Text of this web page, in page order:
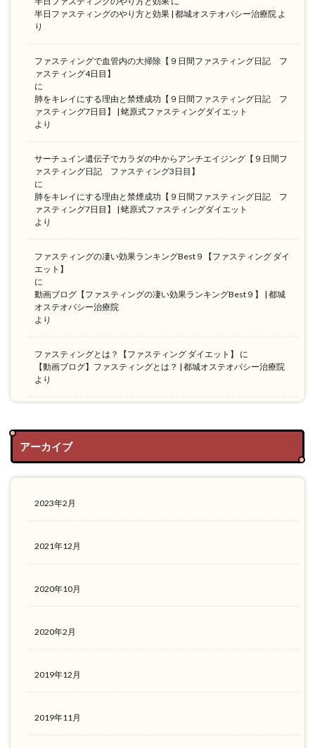
半日ファスティングのやり方と効果 | 都城オステオパシー治療院 よ
り
ファスティングで血管内の大掃除【９日間ファスティング日記 フ
ァスティング4日目】
に
肺をキレイにする理由と禁煙成功【９日間ファスティング日記 フ
ァスティング7日目】 | 蛯原式ファスティングダイエット
より
サーチュイン遺伝子でカラダの中からアンチエイジング【９日間フ
ァスティング日記 ファスティング3日目】
に
肺をキレイにする理由と禁煙成功【９日間ファスティング日記 フ
ァスティング7日目】 | 蛯原式ファスティングダイエット
より
ファスティングの凄い効果ランキングBest９【ファスティング ダイ
エット】
に
動画ブログ【ファスティングの凄い効果ランキングBest９】 | 都城
オステオパシー治療院
より
ファスティングとは？【ファスティング ダイエット】
に
【動画ブログ】ファスティングとは？ | 都城オステオパシー治療院
より
アーカイブ
2023年2月
2021年12月
2020年10月
2020年2月
2019年12月
2019年11月